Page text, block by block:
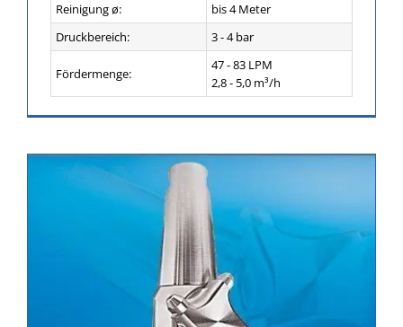
Reinigung ø:
bis 4 Meter
Druckbereich:
3 - 4 bar
Fördermenge:
47 - 83 LPM
2,8 - 5,0 m³/h